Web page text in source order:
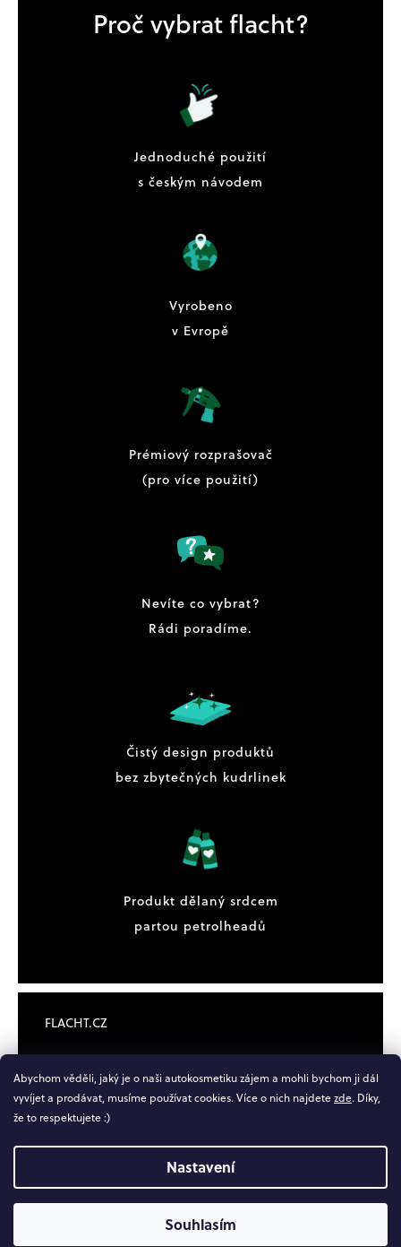
Abychom věděli, jaký je o naši autokosmetiku zájem a mohli bychom ji dál
vyvíjet a prodávat, musíme používat cookies. Více o nich najdetezde. Díky,
že to respektujete :)
Nastavení
Souhlasím
Proč vybrat flacht?
Jednoduché použití
s českým návodem
Vyrobeno
v Evropě
Prémiový rozprašovač
(pro více použití)
Nevíte co vybrat?
Rádi poradíme.
Čistý design produktů
bez zbytečných kudrlinek
Produkt dělaný srdcem
partou petrolheadů
FLACHT.CZ
DOPRAVA A PLATBA
NOVINKY
KONTAKT